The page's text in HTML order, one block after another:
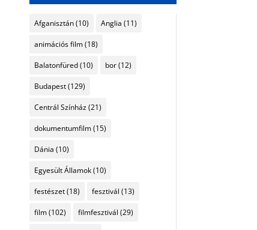
Afganisztán(10) Anglia (11)
animációs film(18)
Balatonfüred(10) bor(12)
Budapest(129)
Centrál Színház(21)
dokumentumfilm(15)
Dánia (10)
Egyesült Államok(10)
festészet(18) fesztivál (13)
film(102) filmfesztivál (29)